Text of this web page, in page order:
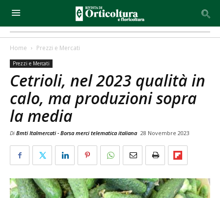
Home Prezzi e Mercati
Prezzi e Mercati
Cetrioli, nel 2023 qualità in
calo, ma produzioni sopra
la media
Di Bmti Italmercati - Borsa merci telematica italiana 28 Novembre 2023